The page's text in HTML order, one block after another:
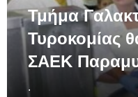
Τμήμα
Τυροκομίας
ΣΑΕΚ
.